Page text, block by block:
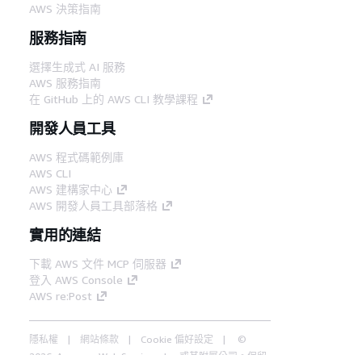
AWS 決策指南
服務指南
選擇生成式 AI 服務
AWS 服務指南
在 GitHub 上的 AWS CLI 教學課程
開發人員工具
AWS 程式碼範例庫
AWS CLI
AWS 建構家中心
AWS 開發人員工具部落格
實用的連結
下載 AWS 文件 MCP 伺服器
登入 AWS Console
AWS re:Post
隱私權 網站條款 Cookie 偏好設定
©